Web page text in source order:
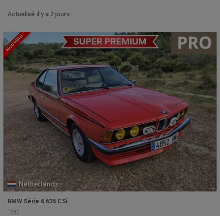
Actualisé il y a 2 jours
NOUVEAU
Netherlands
BMW Série 6 635 CSi
1980